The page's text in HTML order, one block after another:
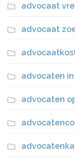
advocaat
advocaat
advocaten
advocaten